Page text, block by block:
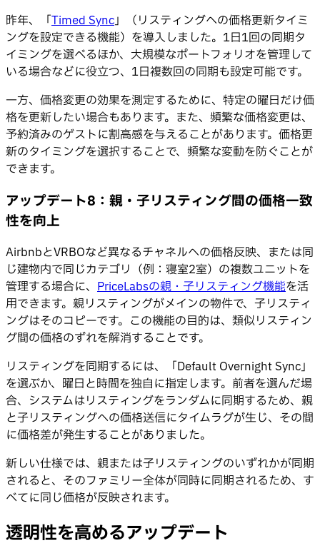
昨年、「Timed Sync」（リスティングへの価格更新タイミ
ングを設定できる機能）を導入しました。1日1回の同期タ
イミングを選べるほか、大規模なポートフォリオを管理して
いる場合などに役立つ、1日複数回の同期も設定可能です。
一方、価格変更の効果を測定するために、特定の曜日だけ価
格を更新したい場合もあります。また、頻繁な価格変更は、
予約済みのゲストに割高感を与えることがあります。価格更
新のタイミングを選択することで、頻繁な変動を防ぐことが
できます。
アップデート8：親・子リスティング間の価格一致
性を向上
AirbnbとVRBOなど異なるチャネルへの価格反映、または同
じ建物内で同じカテゴリ（例：寝室2室）の複数ユニットを
管理する場合に、 PriceLabsの親・子リスティング機能を活
用できます。親リスティングがメインの物件で、子リスティ
ングはそのコピーです。この機能の目的は、類似リスティン
グ間の価格のずれを解消することです。
リスティングを同期するには、「Default Overnight Sync」
を選ぶか、曜日と時間を独自に指定します。前者を選んだ場
合、システムはリスティングをランダムに同期するため、親
と子リスティングへの価格送信にタイムラグが生じ、その間
に価格差が発生することがありました。
新しい仕様では、親または子リスティングのいずれかが同期
されると、そのファミリー全体が同時に同期されるため、す
べてに同じ価格が反映されます。
透明性を高めるアップデート